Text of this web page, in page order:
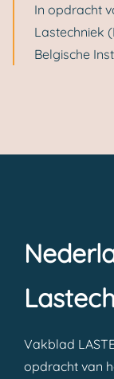
In opdracht
Lastechniek
Belgische
Vakblad
opdracht van